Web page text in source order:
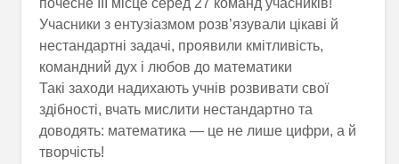
почесне ІІІ місце серед 27 команд учасників!
Учасники з ентузіазмом розв’язували цікаві й
нестандартні задачі, проявили кмітливість,
командний дух і любов до математики
Такі заходи надихають учнів розвивати свої
здібності, вчать мислити нестандартно та
доводять: математика — це не лише цифри, а й
творчість!